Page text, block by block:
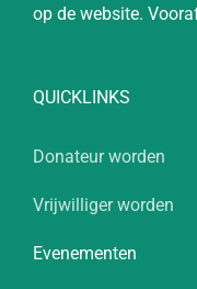
op de website.
QUICKLINKS
Donateur worden
Vrijwilliger worden
Evenementen